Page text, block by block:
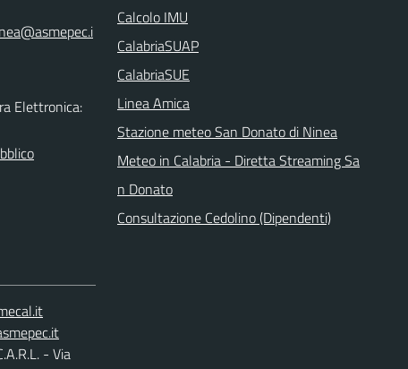
Elettronica:
- Via
Calcolo IMU
CalabriaSUAP
CalabriaSUE
Linea Amica
Stazione meteo San Donato di Ninea
Meteo in Calabria - Diretta Streaming Sa
n Donato
Consultazione Cedolino (Dipendenti)